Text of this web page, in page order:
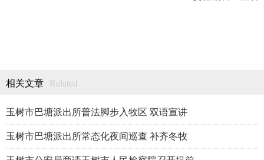
相关文章 Related
玉树市巴塘派出所普法脚步入牧区 双语宣讲
玉树市巴塘派出所常态化夜间巡查 补齐冬牧